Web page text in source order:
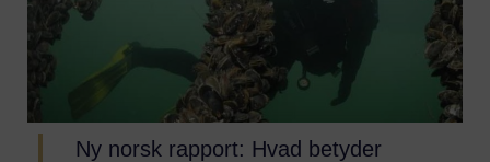
Ny norsk rapport: Hvad betyder